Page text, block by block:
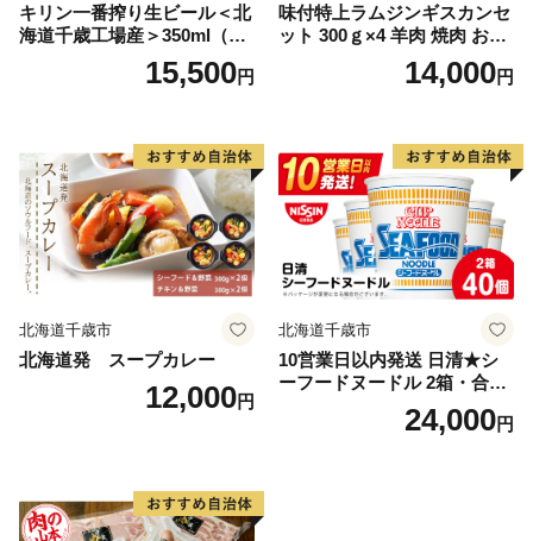
キリン一番搾り生ビール＜北
海道千歳工場産＞350ml（24
15,500円
味付特上ラムジンギスカンセ
ット 300ｇ×4 羊肉 焼肉 お肉
味付き BBQ キャンプ ＜肉の
14,000円
北海道千歳市
北海道発 スープカレー
12,000円
北海道千歳市
10営業日以内発送 日清★シ
ーフードヌードル 2箱・合計
24,000円